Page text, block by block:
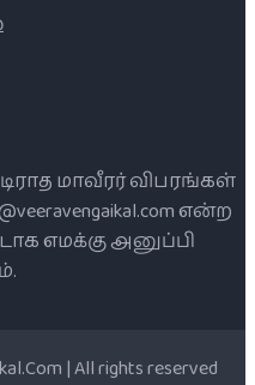
மாவீரர் விபரங்கள்
என்ற
எமக்கு அனுப்பி
| All rights reserved